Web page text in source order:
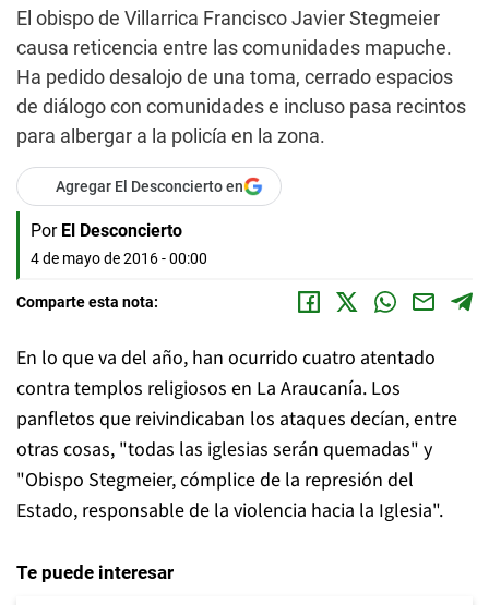
El obispo de Villarrica Francisco Javier Stegmeier
causa reticencia entre las comunidades mapuche.
Ha pedido desalojo de una toma, cerrado espacios
de diálogo con comunidades e incluso pasa recintos
para albergar a la policía en la zona.
Agregar El Desconcierto en
Por El Desconcierto
4 de mayo de 2016 - 00:00
Comparte esta nota:
En lo que va del año, han ocurrido cuatro atentado
contra templos religiosos en La Araucanía. Los
panfletos que reivindicaban los ataques decían, entre
otras cosas, "todas las iglesias serán quemadas" y
"Obispo Stegmeier, cómplice de la represión del
Estado, responsable de la violencia hacia la Iglesia".
Te puede interesar